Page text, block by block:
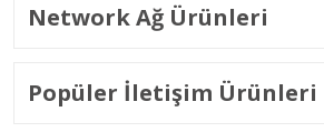
Network Ağ Ürünleri
Popüler İletişim Ürünleri